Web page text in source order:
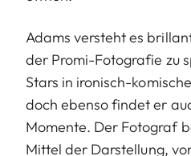
Adams versteht es
der Promi-Fotografie zu
Stars in ironisch-
doch ebenso findet er
Momente. Der Fotograf
Mittel der Darstellung,